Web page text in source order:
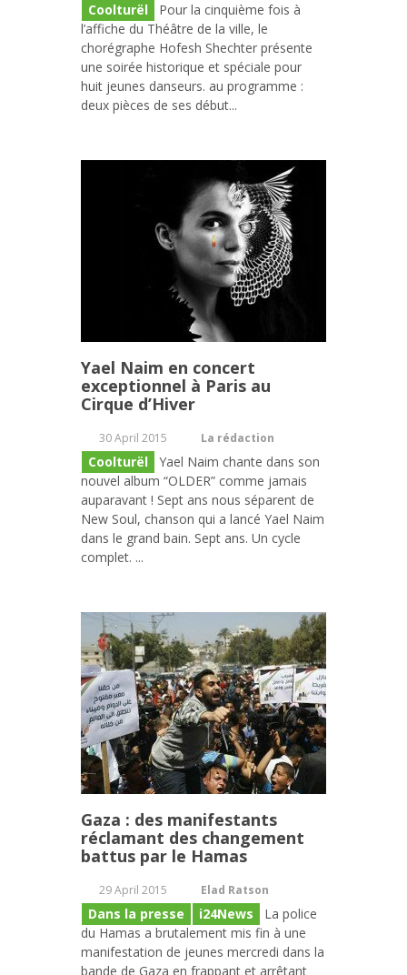
Coolturël
Pour la cinquième fois à
l’affiche du Théâtre de la ville, le
chorégraphe Hofesh Shechter présente
une soirée historique et spéciale pour
huit jeunes danseurs. au programme :
deux pièces de ses début...
Yael Naim en concert
exceptionnel à Paris au
Cirque d’Hiver
30 April 2015 La rédaction
Coolturël
Yael Naim chante dans son
nouvel album “OLDER” comme jamais
auparavant ! Sept ans nous séparent de
New Soul, chanson qui a lancé Yael Naim
dans le grand bain. Sept ans. Un cycle
complet. ...
Gaza : des manifestants
réclamant des changement
battus par le Hamas
29 April 2015 Elad Ratson
Dans la presse i24News
La police
du Hamas a brutalement mis fin à une
manifestation de jeunes mercredi dans la
bande de Gaza en frappant et arrêtant